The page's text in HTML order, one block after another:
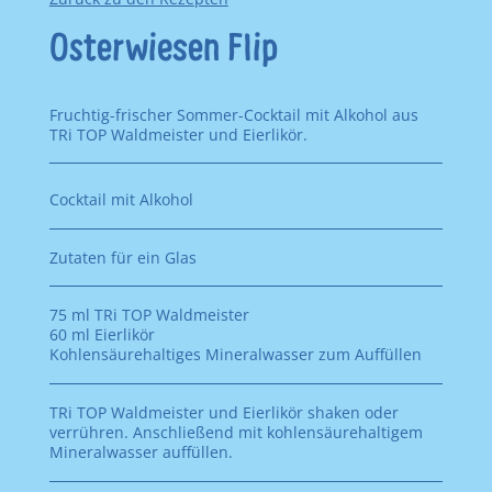
Osterwiesen Flip
Fruchtig-frischer Sommer-Cocktail mit Alkohol aus
TRi TOP Waldmeister und Eierlikör.
Cocktail mit Alkohol
Zutaten für ein Glas
75 ml TRi TOP Waldmeister
60 ml Eierlikör
Kohlensäurehaltiges Mineralwasser zum Auffüllen
TRi TOP Waldmeister und Eierlikör shaken oder
verrühren. Anschließend mit kohlensäurehaltigem
Mineralwasser auffüllen.